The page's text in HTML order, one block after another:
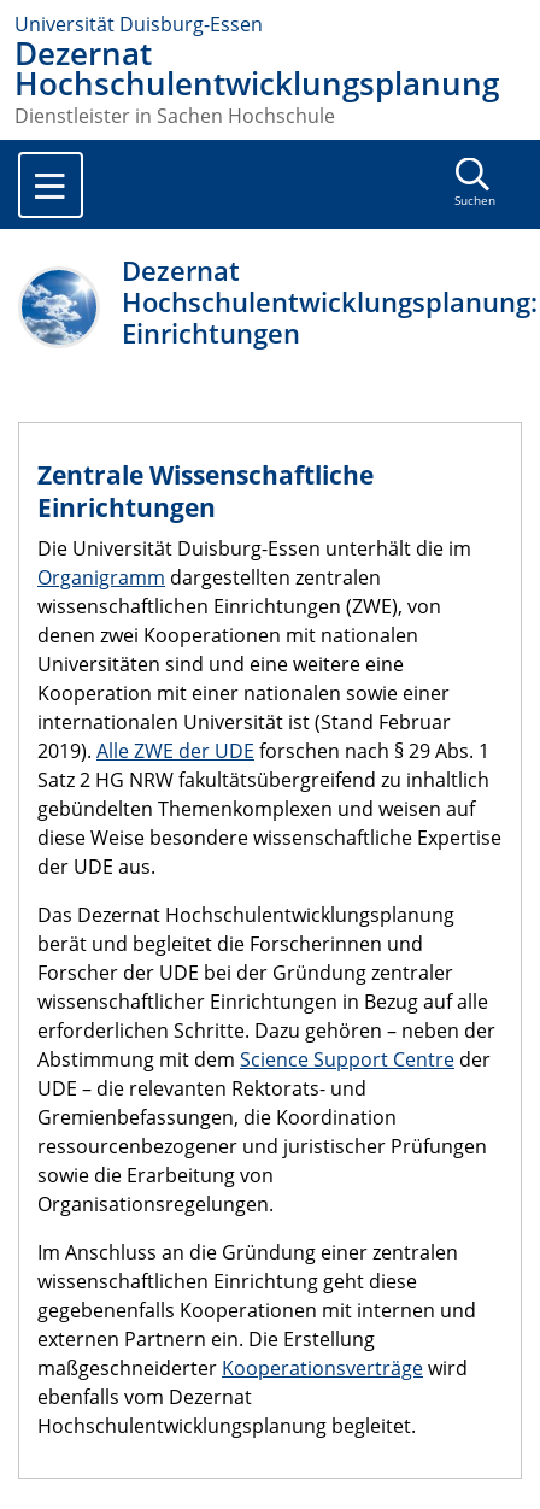
Universität Duisburg-Essen
Dezernat
Hochschulentwicklungsplanung
Dienstleister in Sachen Hochschule
Suchen
Dezernat
Hochschulentwicklungsplanung:
Einrichtungen
Zentrale Wissenschaftliche
Einrichtungen
Die Universität Duisburg-Essen unterhält die im
Organigramm dargestellten zentralen
wissenschaftlichen Einrichtungen (ZWE), von
denen zwei Kooperationen mit nationalen
Universitäten sind und eine weitere eine
Kooperation mit einer nationalen sowie einer
internationalen Universität ist (Stand Februar
2019). Alle ZWE der UDE forschen nach § 29 Abs. 1
Satz 2 HG NRW fakultätsübergreifend zu inhaltlich
gebündelten Themenkomplexen und weisen auf
diese Weise besondere wissenschaftliche Expertise
der UDE aus.
Das Dezernat Hochschulentwicklungsplanung
berät und begleitet die Forscherinnen und
Forscher der UDE bei der Gründung zentraler
wissenschaftlicher Einrichtungen in Bezug auf alle
erforderlichen Schritte. Dazu gehören – neben der
Abstimmung mit dem Science Support Centre der
UDE – die relevanten Rektorats- und
Gremienbefassungen, die Koordination
ressourcenbezogener und juristischer Prüfungen
sowie die Erarbeitung von
Organisationsregelungen.
Im Anschluss an die Gründung einer zentralen
wissenschaftlichen Einrichtung geht diese
gegebenenfalls Kooperationen mit internen und
externen Partnern ein. Die Erstellung
maßgeschneiderter Kooperationsverträgewird
ebenfalls vom Dezernat
Hochschulentwicklungsplanung begleitet.